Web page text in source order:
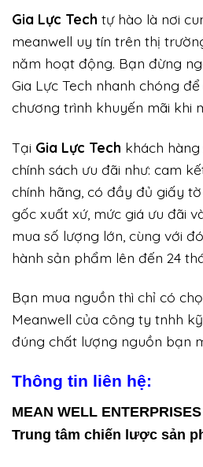
Gia Lực Tech tự hào là nơi
meanwell uy tín trên thị
năm hoạt động. Bạn đừng
Gia Lực Tech nhanh chóng
chương trình khuyến mãi khi
Tại Gia Lực Tech khách
chính sách ưu đãi như: cam
chính hãng, có đầy đủ giấy
gốc xuất xứ, mức giá ưu đãi
mua số lượng lớn, cùng với
hành sản phẩm lên đến 24
Bạn mua nguồn thì chỉ có
Meanwell của công ty tnhh
đúng chất lượng nguồn bạn
Thông tin liên hệ:
MEAN WELL
Trung tâm chiến lược sản